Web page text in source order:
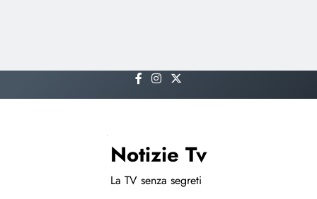
to
Notizie Tv
La TV senza segreti